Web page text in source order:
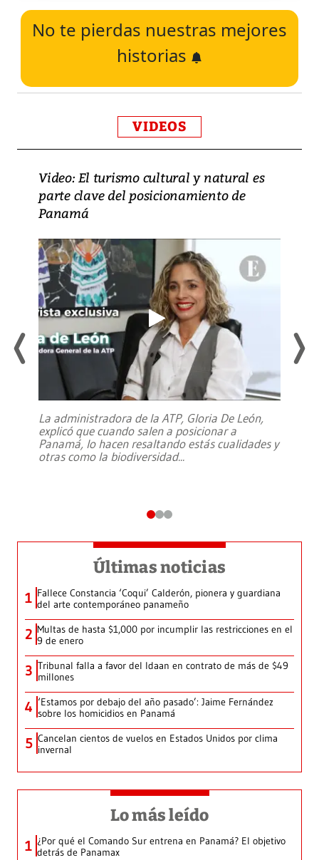
No te pierdas nuestras mejores
historias
VIDEOS
Video: El turismo cultural y natural es
parte clave del posicionamiento de
Panamá
La administradora de la ATP, Gloria De León,
explicó que cuando salen a posicionar a
Panamá, lo hacen resaltando estás cualidades y
otras como la biodiversidad...
Últimas noticias
1 Fallece Constancia ‘Coqui’ Calderón, pionera y guardiana
del arte contemporáneo panameño
2 Multas de hasta $1,000 por incumplir las restricciones en el
9 de enero
3 Tribunal falla a favor del Idaan en contrato de más de $49
millones
4 ‘Estamos por debajo del año pasado’: Jaime Fernández
sobre los homicidios en Panamá
5 Cancelan cientos de vuelos en Estados Unidos por clima
invernal
Lo más leído
1 ¿Por qué el Comando Sur entrena en Panamá? El objetivo
detrás de Panamax